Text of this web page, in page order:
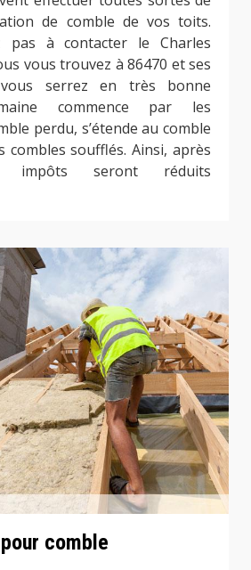
de comble de vos toits.
pas à contacter le Charles
vous trouvez à 86470 et ses
serrez en très bonne
commence par les
perdu, s’étende au comble
combles soufflés. Ainsi, après
impôts seront réduits
comble